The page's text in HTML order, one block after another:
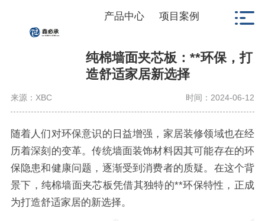
产品中心 项目案例
纯棉墙面夹芯板：**环保，打
造舒适家居新选择
来源：XBC 时间：2024-06-12
随着人们对环保意识的日益增强，家居装修领域也在经
历着深刻的变革。传统墙面装饰材料因其可能存在的环
保隐患和健康问题，逐渐受到消费者的质疑。在这个背
景下，纯棉墙面夹芯板凭借其独特的**环保特性，正成
为打造舒适家居的新选择。